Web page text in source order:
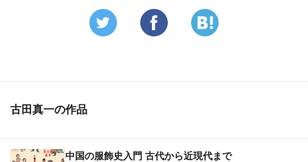
古田真一の作品
中国の服飾史入門 古代から近現代まで